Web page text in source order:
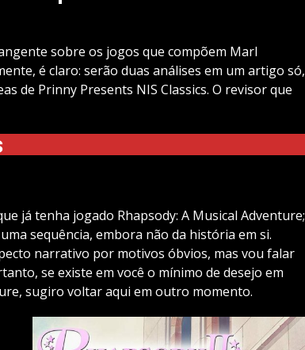
sobre os jogos que compõem Marl
é claro: serão duas análises em um artigo só,
de Prinny Presents NIS Classics. O revisor que
já tenha jogado Rhapsody: A Musical Adventure;
sequência, embora não da história em si.
narrativo por motivos óbvios, mas vou falar
se existe em você o mínimo de desejo em
sugiro voltar aqui em outro momento.